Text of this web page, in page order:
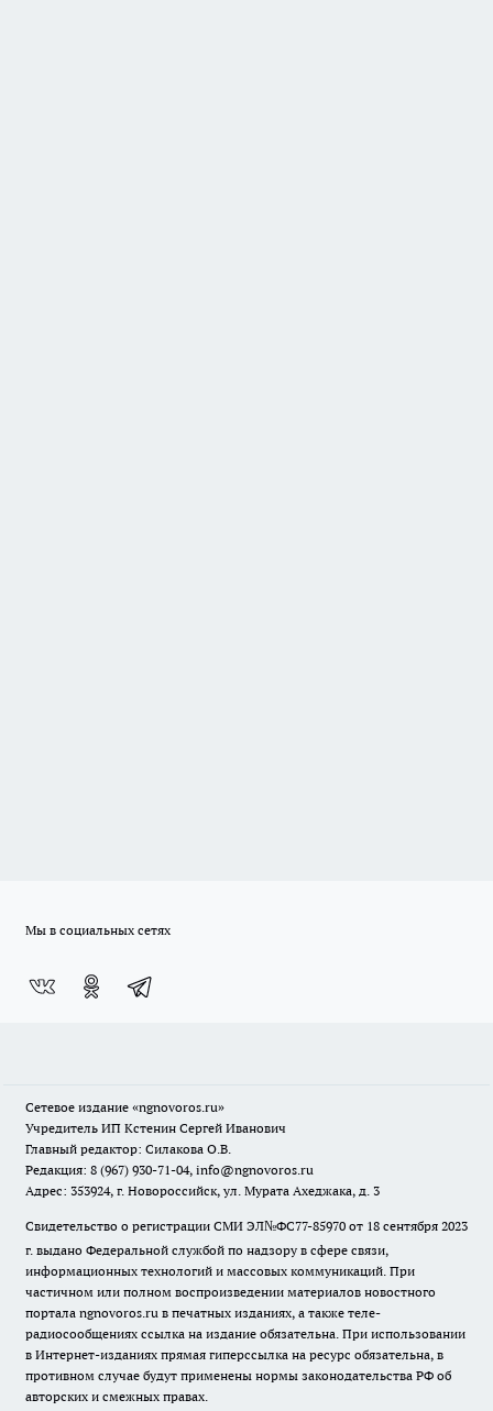
Мы в социальных сетях
Сетевое издание «ngnovoros.ru»
Учредитель ИП Кстенин Сергей Иванович
Главный редактор: Силакова О.В.
Редакция: 8 (967) 930-71-04, info@ngnovoros.ru
Адрес: 353924, г. Новороссийск, ул. Мурата Ахеджака, д. 3
Свидетельство о регистрации СМИ ЭЛ№ФС77-85970 от 18 сентября 2023
г. выдано Федеральной службой по надзору в сфере связи,
информационных технологий и массовых коммуникаций. При
частичном или полном воспроизведении материалов новостного
портала ngnovoros.ru в печатных изданиях, а также теле-
радиосообщениях ссылка на издание обязательна. При использовании
в Интернет-изданиях прямая гиперссылка на ресурс обязательна, в
противном случае будут применены нормы законодательства РФ об
авторских и смежных правах.